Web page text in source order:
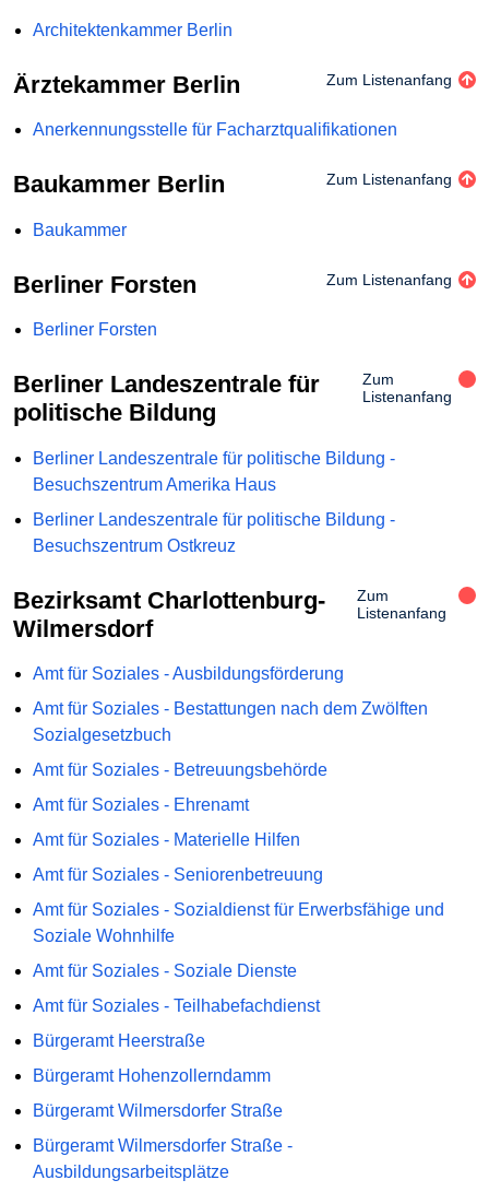
Architektenkammer Berlin
Ärztekammer Berlin Zum Listenanfang
Anerkennungsstelle für Facharztqualifikationen
Baukammer Berlin Zum Listenanfang
Baukammer
Berliner Forsten Zum Listenanfang
Berliner Forsten
Berliner Landeszentrale für
politische Bildung
Zum
Listenanfang
Berliner Landeszentrale für politische Bildung -
Besuchszentrum Amerika Haus
Berliner Landeszentrale für politische Bildung -
Besuchszentrum Ostkreuz
Bezirksamt Charlottenburg-
Wilmersdorf
Zum
Listenanfang
Amt für Soziales - Ausbildungsförderung
Amt für Soziales - Bestattungen nach dem Zwölften
Sozialgesetzbuch
Amt für Soziales - Betreuungsbehörde
Amt für Soziales - Ehrenamt
Amt für Soziales - Materielle Hilfen
Amt für Soziales - Seniorenbetreuung
Amt für Soziales - Sozialdienst für Erwerbsfähige und
Soziale Wohnhilfe
Amt für Soziales - Soziale Dienste
Amt für Soziales - Teilhabefachdienst
Bürgeramt Heerstraße
Bürgeramt Hohenzollerndamm
Bürgeramt Wilmersdorfer Straße
Bürgeramt Wilmersdorfer Straße -
Ausbildungsarbeitsplätze